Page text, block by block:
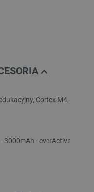
Cortex M4,
3000mAh - everActive